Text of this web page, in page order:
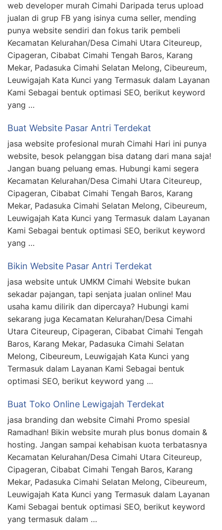
web developer murah Cimahi Daripada terus upload
jualan di grup FB yang isinya cuma seller, mending
punya website sendiri dan fokus tarik pembeli
Kecamatan Kelurahan/Desa Cimahi Utara Citeureup,
Cipageran, Cibabat Cimahi Tengah Baros, Karang
Mekar, Padasuka Cimahi Selatan Melong, Cibeureum,
Leuwigajah Kata Kunci yang Termasuk dalam Layanan
Kami Sebagai bentuk optimasi SEO, berikut keyword
yang …
Buat Website Pasar Antri Terdekat
jasa website profesional murah Cimahi Hari ini punya
website, besok pelanggan bisa datang dari mana saja!
Jangan buang peluang emas. Hubungi kami segera
Kecamatan Kelurahan/Desa Cimahi Utara Citeureup,
Cipageran, Cibabat Cimahi Tengah Baros, Karang
Mekar, Padasuka Cimahi Selatan Melong, Cibeureum,
Leuwigajah Kata Kunci yang Termasuk dalam Layanan
Kami Sebagai bentuk optimasi SEO, berikut keyword
yang …
Bikin Website Pasar Antri Terdekat
jasa website untuk UMKM Cimahi Website bukan
sekadar pajangan, tapi senjata jualan online! Mau
usaha kamu dilirik dan dipercaya? Hubungi kami
sekarang juga Kecamatan Kelurahan/Desa Cimahi
Utara Citeureup, Cipageran, Cibabat Cimahi Tengah
Baros, Karang Mekar, Padasuka Cimahi Selatan
Melong, Cibeureum, Leuwigajah Kata Kunci yang
Termasuk dalam Layanan Kami Sebagai bentuk
optimasi SEO, berikut keyword yang …
Buat Toko Online Lewigajah Terdekat
jasa branding dan website Cimahi Promo spesial
Ramadhan! Bikin website murah plus bonus domain &
hosting. Jangan sampai kehabisan kuota terbatasnya
Kecamatan Kelurahan/Desa Cimahi Utara Citeureup,
Cipageran, Cibabat Cimahi Tengah Baros, Karang
Mekar, Padasuka Cimahi Selatan Melong, Cibeureum,
Leuwigajah Kata Kunci yang Termasuk dalam Layanan
Kami Sebagai bentuk optimasi SEO, berikut keyword
yang termasuk dalam …